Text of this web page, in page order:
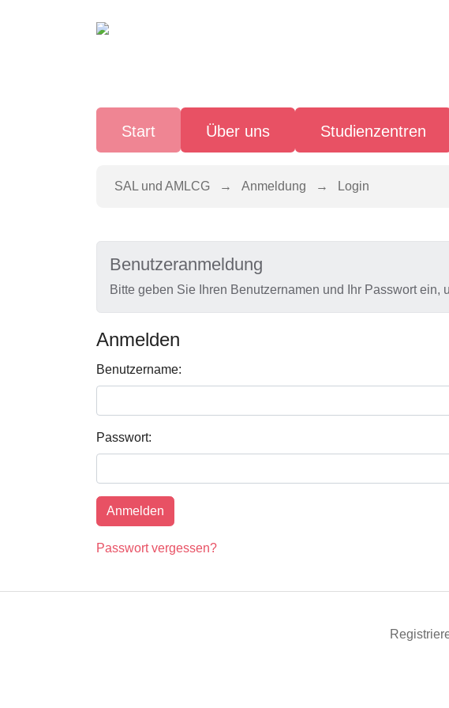
Start Über uns Studienzentren
SAL und AMLCG
Anmeldung Login
Benutzeranmeldung
Bitte geben Sie Ihren Benutzernamen und Ihr Passwort ein,
Anmelden
Benutzername:
Passwort:
Passwort vergessen?